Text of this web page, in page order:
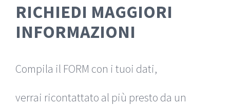
RICHIEDI MAGGIORI
INFORMAZIONI
Compila il FORM con i tuoi dati,
verrai ricontattato al più presto da un